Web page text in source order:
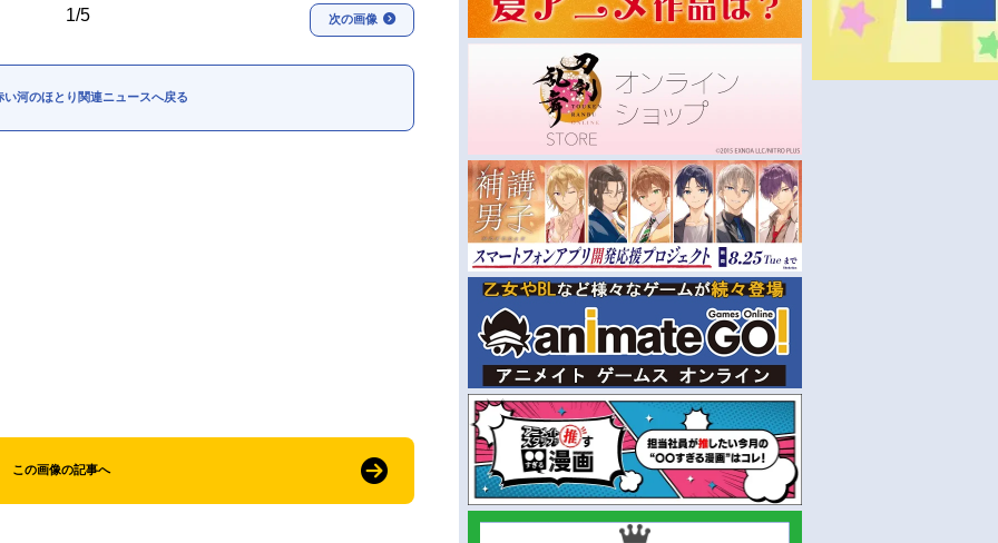
1/5 次の画像
い河のほとり関連ニュースへ戻る
この画像の記事へ